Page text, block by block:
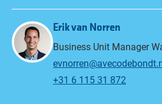
Erik van Norren
Business Unit Manager
+31 6 115 31 872